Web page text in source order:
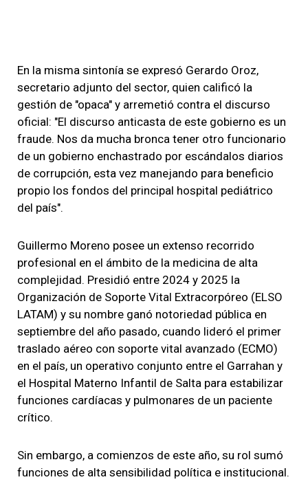
En la misma sintonía se expresó Gerardo Oroz,
secretario adjunto del sector, quien calificó la
gestión de "opaca" y arremetió contra el discurso
oficial: "El discurso anticasta de este gobierno es un
fraude. Nos da mucha bronca tener otro funcionario
de un gobierno enchastrado por escándalos diarios
de corrupción, esta vez manejando para beneficio
propio los fondos del principal hospital pediátrico
del país".
Guillermo Moreno posee un extenso recorrido
profesional en el ámbito de la medicina de alta
complejidad. Presidió entre 2024 y 2025 la
Organización de Soporte Vital Extracorpóreo (ELSO
LATAM) y su nombre ganó notoriedad pública en
septiembre del año pasado, cuando lideró el primer
traslado aéreo con soporte vital avanzado (ECMO)
en el país, un operativo conjunto entre el Garrahan y
el Hospital Materno Infantil de Salta para estabilizar
funciones cardíacas y pulmonares de un paciente
crítico.
Sin embargo, a comienzos de este año, su rol sumó
funciones de alta sensibilidad política e institucional.